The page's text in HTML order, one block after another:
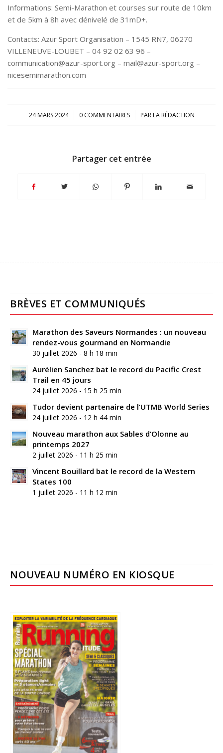
Informations: Semi-Marathon et courses sur route de 10km
et de 5km à 8h avec dénivelé de 31mD+.
Contacts: Azur Sport Organisation – 1545 RN7, 06270
VILLENEUVE-LOUBET – 04 92 02 63 96 –
communication@azur-sport.org – mail@azur-sport.org –
nicesemimarathon.com
24 MARS 2024
/ 0 COMMENTAIRES
/ PARLA RÉDACTION
Partager cet entrée
BRÈVES ET COMMUNIQUÉS
Marathon des Saveurs Normandes : un nouveau
rendez-vous gourmand en Normandie
30 juillet 2026 - 8 h 18 min
Aurélien Sanchez bat le record du Pacific Crest
Trail en 45 jours
24 juillet 2026 - 15 h 25 min
Tudor devient partenaire de l’UTMB World Series
24 juillet 2026 - 12 h 44 min
Nouveau marathon aux Sables d’Olonne au
printemps 2027
2 juillet 2026 - 11 h 25 min
Vincent Bouillard bat le record de la Western
States 100
1 juillet 2026 - 11 h 12 min
NOUVEAU NUMÉRO EN KIOSQUE